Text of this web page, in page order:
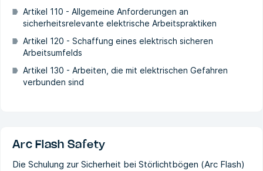
Artikel 110 - Allgemeine Anforderungen an
sicherheitsrelevante elektrische Arbeitspraktiken
Artikel 120 - Schaffung eines elektrisch sicheren
Arbeitsumfelds
Artikel 130 - Arbeiten, die mit elektrischen Gefahren
verbunden sind
Arc Flash Safety
Die Schulung zur Sicherheit bei Störlichtbögen (Arc Flash)